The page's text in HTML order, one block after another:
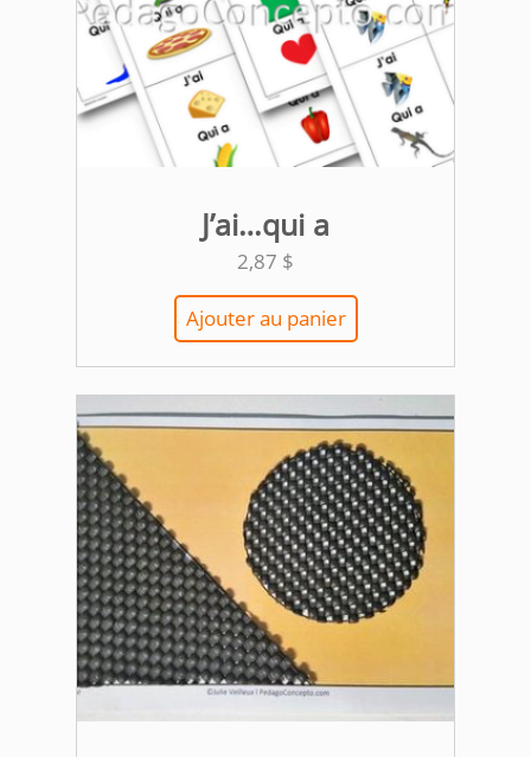
J’ai…qui a
2,87 $
Ajouter au panier